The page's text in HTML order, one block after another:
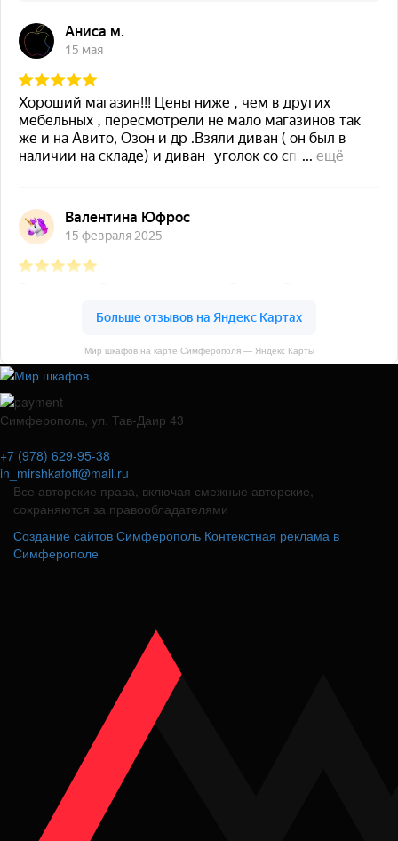
Мир шкафов на карте Симферополя — Яндекс Карты
Симферополь, ул. Тав-Даир 43
+7 (978) 629-95-38
in_mirshkafoff@mail.ru
Все авторские права, включая смежные авторские,
сохраняются за правообладателями
Создание сайтов Симферополь Контекстная реклама в
Симферополе